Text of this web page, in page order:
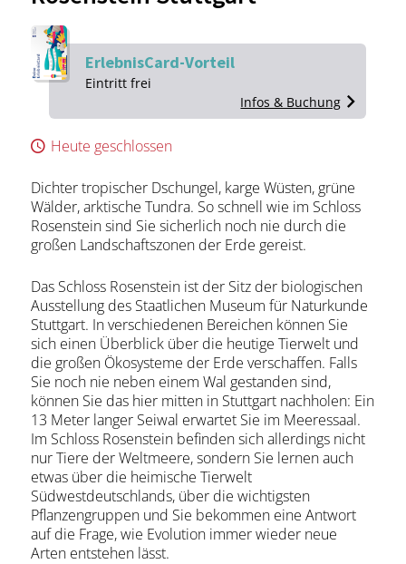
Heute geschlossen
Dichter tropischer Dschungel, karge Wüsten, grüne
Wälder, arktische Tundra. So schnell wie im Schloss
Rosenstein sind Sie sicherlich noch nie durch die
großen Landschaftszonen der Erde gereist.
Das Schloss Rosenstein ist der Sitz der biologischen
Ausstellung des Staatlichen Museum für Naturkunde
Stuttgart. In verschiedenen Bereichen können Sie
sich einen Überblick über die heutige Tierwelt und
die großen Ökosysteme der Erde verschaffen. Falls
Sie noch nie neben einem Wal gestanden sind,
können Sie das hier mitten in Stuttgart nachholen: Ein
13 Meter langer Seiwal erwartet Sie im Meeressaal.
Im Schloss Rosenstein befinden sich allerdings nicht
nur Tiere der Weltmeere, sondern Sie lernen auch
etwas über die heimische Tierwelt
Südwestdeutschlands, über die wichtigsten
Pflanzengruppen und Sie bekommen eine Antwort
auf die Frage, wie Evolution immer wieder neue
Arten entstehen lässt.
ErlebnisCard-Vorteil
Ein­tritt frei
Infos & Buchung